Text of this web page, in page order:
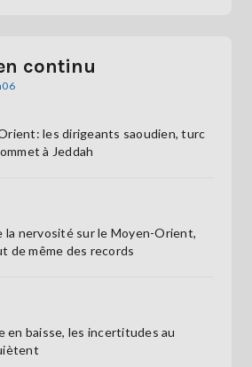
continu
les dirigeants saoudien, turc
à Jeddah
la nervosité sur le Moyen-Orient,
de même des records
en baisse, les incertitudes au